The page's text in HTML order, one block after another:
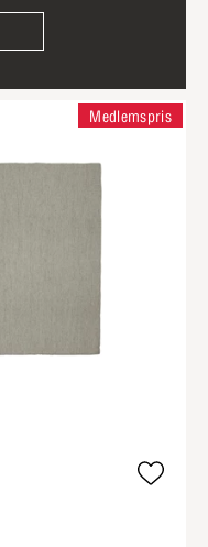
Medlemspris